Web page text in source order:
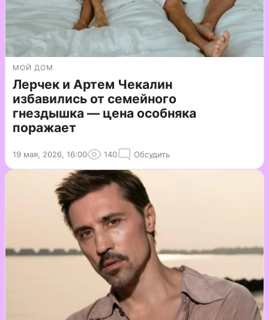
МОЙ ДОМ
Лерчек и Артем Чекалин
избавились от семейного
гнездышка — цена особняка
поражает
19 мая, 2026, 16:00 140 Обсудить